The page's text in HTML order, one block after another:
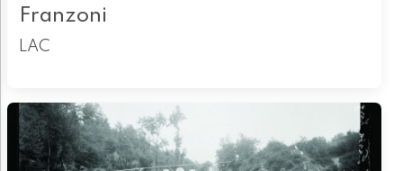
Franzoni
LAC